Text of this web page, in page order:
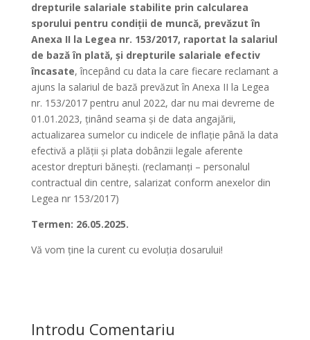
drepturile salariale stabilite prin calcularea
sporului pentru condiții de muncă, prevăzut în
Anexa II la Legea nr. 153/2017, raportat la salariul
de bază în plată, și drepturile salariale efectiv
încasate, începând cu data la care fiecare reclamant a
ajuns la salariul de bază prevăzut în Anexa II la Legea
nr. 153/2017 pentru anul 2022, dar nu mai devreme de
01.01.2023, ținând seama și de data angajării,
actualizarea sumelor cu indicele de inflație până la data
efectivă a plății și plata dobânzii legale aferente
acestor drepturi bănești. (reclamanți – personalul
contractual din centre, salarizat conform anexelor din
Legea nr 153/2017)
Termen: 26.05.2025.
Vă vom ține la curent cu evoluția dosarului!
Introdu Comentariu